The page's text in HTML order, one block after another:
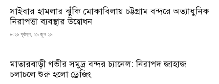
সাইবার হামলার ঝুঁকি মোকাবিলায় চট্টগ্রাম বন্দরে অত্যাধুনিক
নিরাপত্তা ব্যবস্থার উদ্বোধন
৮:২৬ পূর্বাহ্ন, ২৯ জুন ২৬
মাতারবাড়ী গভীর সমুদ্র বন্দর চ্যানেল: নিরাপদ জাহাজ
চলাচলে শুরু হলো ড্রেজিং